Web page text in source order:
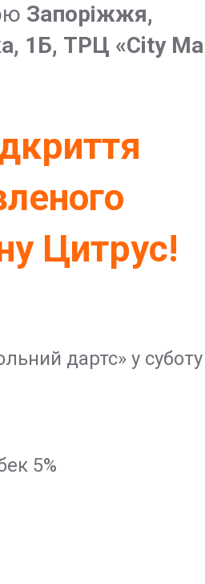
Запоріжжя,
1Б, ТРЦ «City
Цитрус!
дартс» у суботу
5%